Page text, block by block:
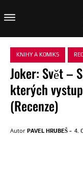
KNIHY A KOMIKS
Joker: Svět –
kterých
(Recenze)
Autor PAVEL HRUBEŠ - 4.